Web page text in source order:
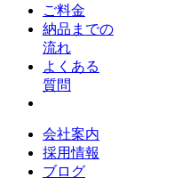
ご料金
納品までの
流れ
よくある
質問
会社案内
採用情報
ブログ